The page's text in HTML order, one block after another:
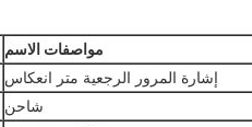
مواصفات الاسم
إشارة المرور الرجعية متر انعكاس
شاحن